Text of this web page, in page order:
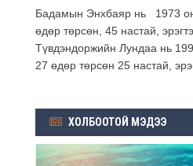
Бадамын Энхбаяр нь 1973
өдөр төрсөн, 45 настай,
Түвдэндоржийн Лундаа нь
27 өдөр төрсөн 25 настай,
ХОЛБООТОЙ МЭДЭЭ